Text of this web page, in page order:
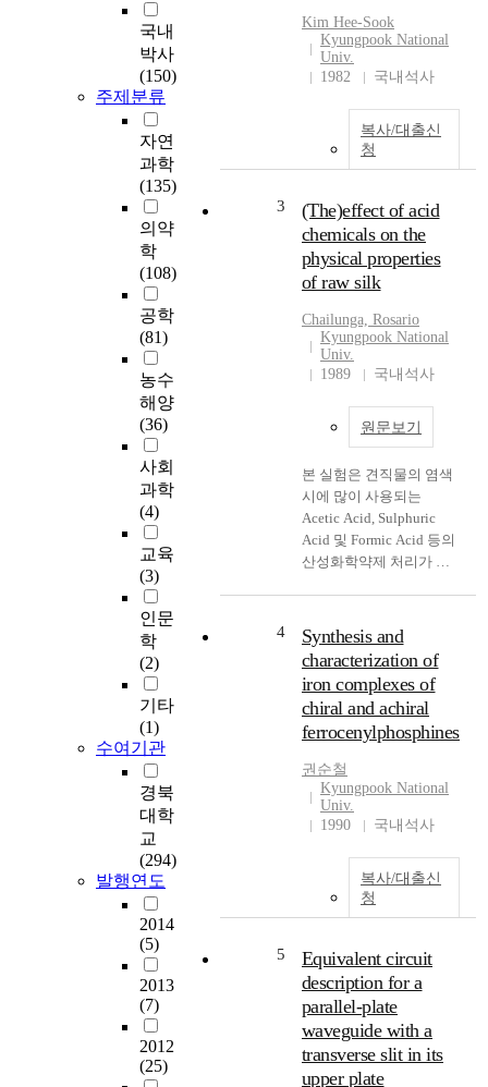
국내
박사
(150)
주제분류
자연
과학
(135)
의약
학
(108)
공학
(81)
농수
해양
(36)
사회
과학
(4)
교육
(3)
인문
학
(2)
기타
(1)
수여기관
경북
대학
교
(294)
발행연도
2014
(5)
2013
(7)
2012
(25)
Kim Hee-Sook
Kyungpook National
Univ.
1982
국내석사
복사/대출신
청
3
(The)effect of acid
chemicals on the
physical properties
of raw silk
Chailunga, Rosario
Kyungpook National
Univ.
1989
국내석사
원문보기
본 실험은 견직물의 염색
시에 많이 사용되는
Acetic Acid, Sulphuric
Acid 및 Formic Acid 등의
산성화학약제 처리가 생
서 그 결과는 다음과 같다.
생사의 강력(g/d)은 공시
3개 약제 다같이 온도 및
pH 변화에 따른 차이를 인
정할 수 없었다. 생사의 신
도(%)는 Acetic Acid 및
에서 Formic Acid 80℃ pH
4에서 유의차있게 저하되
었다. This experiment was
chemicals namely,
sulphuric acid, formic acid
physical properties of silk
especially on tenacity and
elongation which are the
two most important
properties in handling and
processing of silk. The
4
Synthesis and
characterization of
iron complexes of
chiral and achiral
ferrocenylphosphines
권순철
Kyungpook National
Univ.
1990
국내석사
복사/대출신
청
5
Equivalent circuit
description for a
parallel-plate
waveguide with a
transverse slit in its
upper plate